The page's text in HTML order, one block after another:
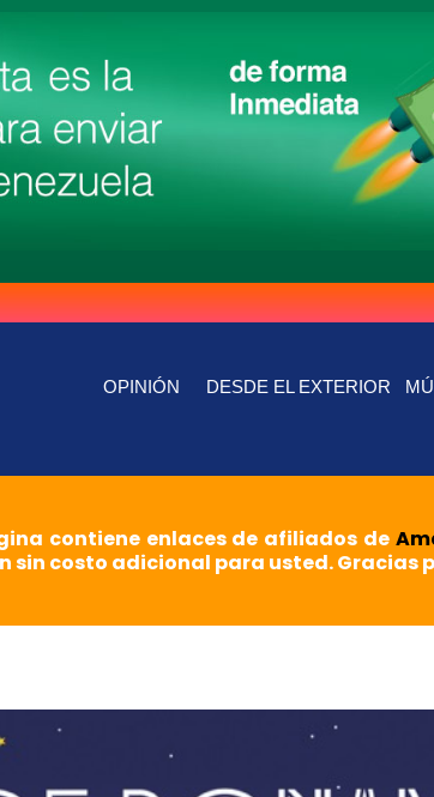
OPINIÓN DESDE EL EXTERIOR
contiene enlaces de afiliados de
sin costo adicional para usted. Gracias